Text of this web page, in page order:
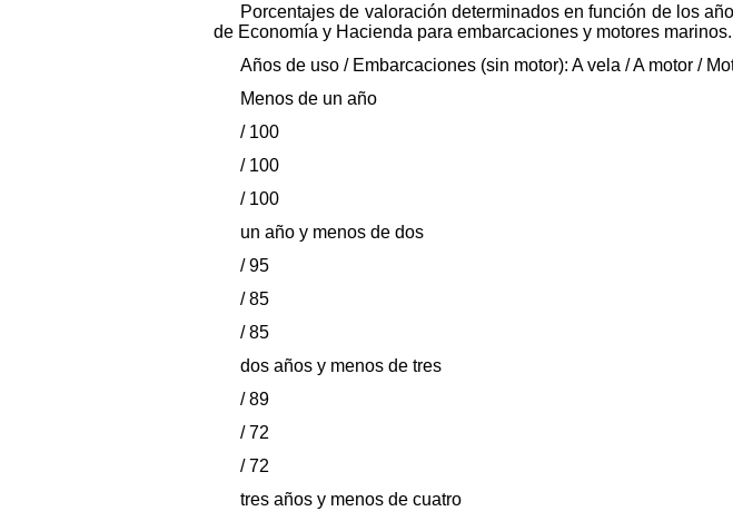
Porcentajes de valoración determinados en función de los
de Economía y Hacienda para embarcaciones y motores marinos.
Años de uso / Embarcaciones (sin motor): A vela / A motor /
Menos de un año
/ 100
/ 100
/ 100
un año y menos de dos
/ 95
/ 85
/ 85
dos años y menos de tres
/ 89
/ 72
/ 72
tres años y menos de cuatro